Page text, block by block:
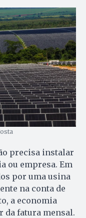
precisa instalar
ou empresa. Em
por uma usina
na conta de
a economia
da fatura mensal.